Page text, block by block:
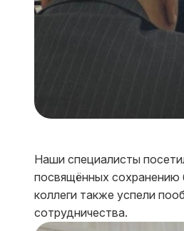
Наши специалисты
посвящённых сохранению
коллеги также успели
сотрудничества.